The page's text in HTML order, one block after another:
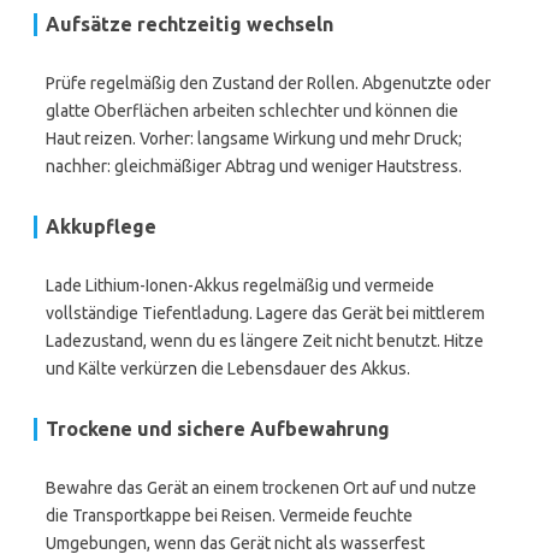
Aufsätze rechtzeitig wechseln
Prüfe regelmäßig den Zustand der Rollen. Abgenutzte oder
glatte Oberflächen arbeiten schlechter und können die
Haut reizen. Vorher: langsame Wirkung und mehr Druck;
nachher: gleichmäßiger Abtrag und weniger Hautstress.
Akkupflege
Lade Lithium-Ionen-Akkus regelmäßig und vermeide
vollständige Tiefentladung. Lagere das Gerät bei mittlerem
Ladezustand, wenn du es längere Zeit nicht benutzt. Hitze
und Kälte verkürzen die Lebensdauer des Akkus.
Trockene und sichere Aufbewahrung
Bewahre das Gerät an einem trockenen Ort auf und nutze
die Transportkappe bei Reisen. Vermeide feuchte
Umgebungen, wenn das Gerät nicht als wasserfest